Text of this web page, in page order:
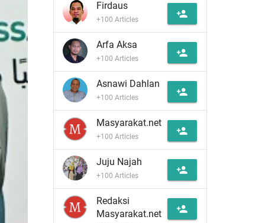
Firdaus
+100 Articles person_add
Arfa Aksa
+100 Articles person_add
Asnawi Dahlan
+100 Articles person_add
Masyarakat.net
+100 Articles person_add
Juju Najah
+100 Articles person_add
Redaksi
Masyarakat.net
person_add